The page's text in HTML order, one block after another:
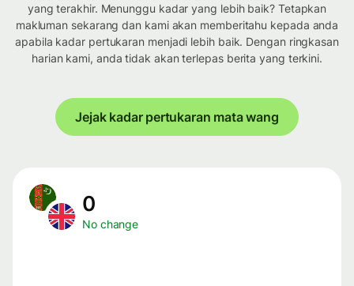
yang terakhir. Menunggu kadar yang lebih baik? Tetapkan
makluman sekarang dan kami akan memberitahu kepada anda
apabila kadar pertukaran menjadi lebih baik. Dengan ringkasan
harian kami, anda tidak akan terlepas berita yang terkini.
Jejak kadar pertukaran mata wang
0
No change